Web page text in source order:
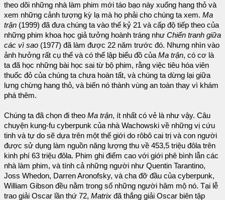
theo dõi những nhà làm phim mới táo bạo này xuống hang thỏ và
xem những cảnh tượng kỳ lạ mà họ phải cho chúng ta xem. Ma
trận (1999) đã đưa chúng ta vào thế kỷ 21 và cấp độ tiếp theo của
những phim khoa học giả tưởng hoành tráng như Chiến tranh giữa
các vì sao (1977) đã làm được 22 năm trước đó. Nhưng nhìn vào
ảnh hưởng rất cụ thể và có thể lập biểu đồ của Ma trận, có cơ là
ta đã học những bài học sai từ bộ phim, rằng việc tiêu hóa viên
thuốc đỏ của chúng ta chưa hoàn tất, và chúng ta dừng lại giữa
lưng chừng hang thỏ, và biến nó thành vùng an toàn thay vì khám
phá thêm.
Chúng ta đã chọn đi theo Ma trận, ít nhất có vẻ là như vậy. Câu
chuyện kung-fu cyberpunk của nhà Wachowski về những vị cứu
tinh và tự do sẽ dựa trên một thế giới do rôbô cai trị và con người
được sử dụng làm nguồn năng lượng thu về 453,5 triệu đôla trên
kinh phí 63 triệu đôla. Phim ghi điểm cao với giới phê bình lẫn các
nhà làm phim, và tính cả những người như Quentin Tarantino,
Joss Whedon, Darren Aronofsky, và cha đỡ đầu của cyberpunk,
William Gibson đều nằm trong số những người hâm mộ nó. Tại lễ
trao giải Oscar lần thứ 72, Matrix đã thắng giải Oscar biên tập